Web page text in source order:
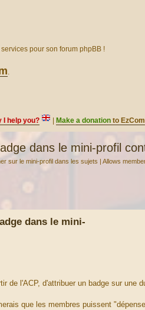
pour son forum phpBB !
.
I help you? Make a donation to EzCom
dans le mini-profil
sur le mini-profil dans les sujets | Allows
dans le mini-
de l'ACP, d'attribuer un badge sur une
que les membres puissent